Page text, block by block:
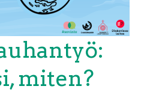
miten?